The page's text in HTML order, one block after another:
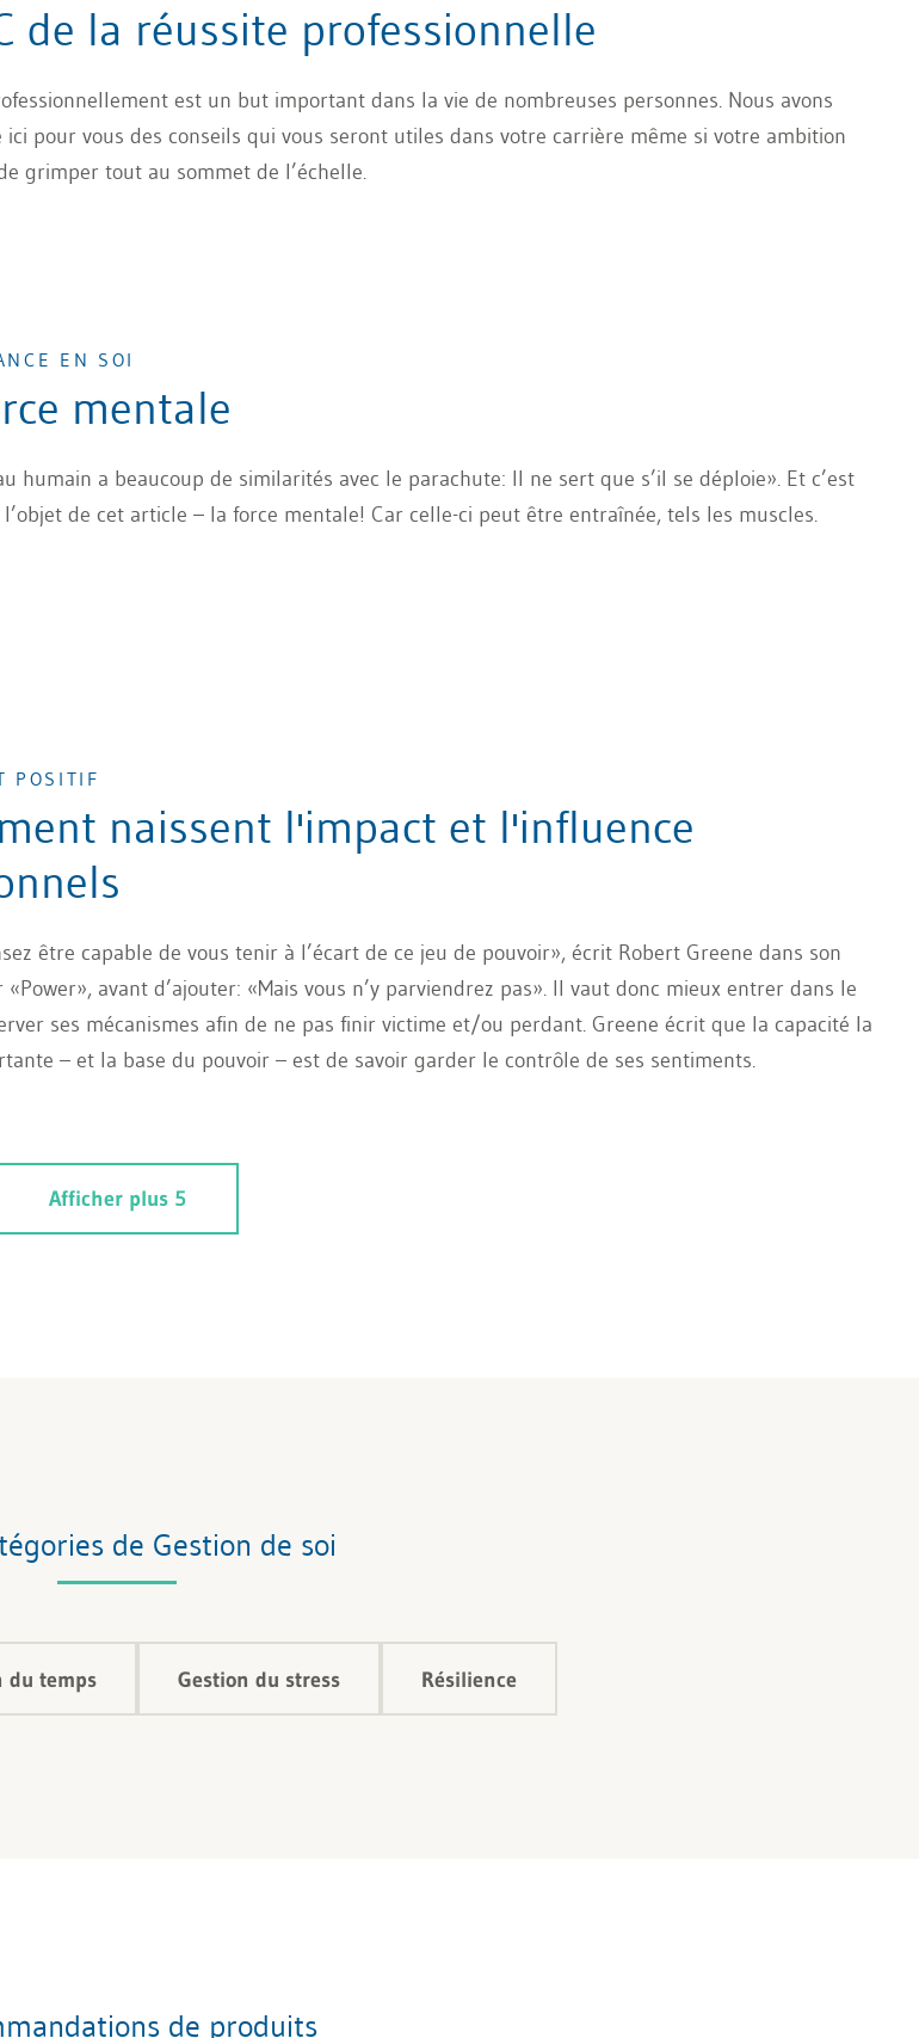
de la réussite professionnelle
est un but important dans la vie de nombreuses personnes. Nous avons
ici pour vous des conseils qui vous seront utiles dans votre carrière même si votre ambition
grimper tout au sommet de l’échelle.
EN SOI
mentale
humain a beaucoup de similarités avec le parachute: Il ne sert que s’il se déploie». Et c’est
de cet article – la force mentale! Car celle-ci peut être entraînée, tels les muscles.
POSITIF
naissent l'impact et l'influence
être capable de vous tenir à l’écart de ce jeu de pouvoir», écrit Robert Greene dans son
«Power», avant d’ajouter: «Mais vous n’y parviendrez pas». Il vaut donc mieux entrer dans le
ses mécanismes afin de ne pas finir victime et/ou perdant. Greene écrit que la capacité la
– et la base du pouvoir – est de savoir garder le contrôle de ses sentiments.
Afficher plus 5
de Gestion de soi
du temps Gestion du stress Résilience
de produits